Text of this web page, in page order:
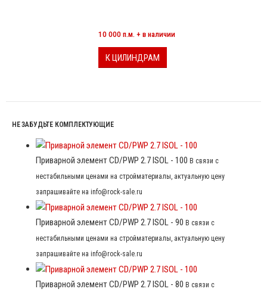
10 000 п.м. + в наличии
К ЦИЛИНДРАМ
НЕ ЗАБУДЬТЕ КОМПЛЕКТУЮЩИЕ
Приварной элемент CD/PWP 2.7 ISOL - 100 В связи с
нестабильными ценами на стройматериалы, актуальную цену
запрашивайте на info@rock-sale.ru
Приварной элемент CD/PWP 2.7 ISOL - 90 В связи с
нестабильными ценами на стройматериалы, актуальную цену
запрашивайте на info@rock-sale.ru
Приварной элемент CD/PWP 2.7 ISOL - 80 В связи с